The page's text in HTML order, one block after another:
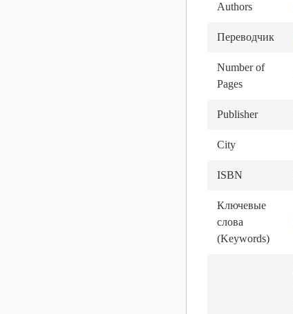
Authors
Переводчик
Number of
Pages
Publisher
City
ISBN
Ключевые
слова
(Keywords)